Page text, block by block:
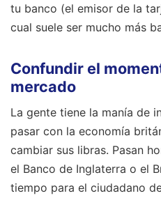
tu banco (el emisor de la
cual suele ser mucho más
Confundir el
mercado
La gente tiene la manía de
pasar con la economía
cambiar sus libras. Pasan
el Banco de Inglaterra o el
tiempo para el ciudadano